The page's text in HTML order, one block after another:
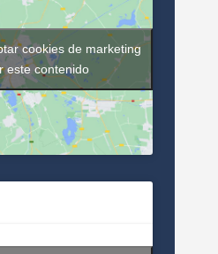
cookies de marketing
este contenido